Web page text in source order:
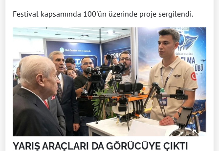
Festival kapsamında 100'ün üzerinde proje sergilendi.
YARIŞ ARAÇLARI DA GÖRÜCÜYE ÇIKTI